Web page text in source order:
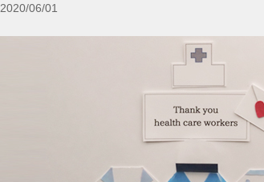
2020/06/01